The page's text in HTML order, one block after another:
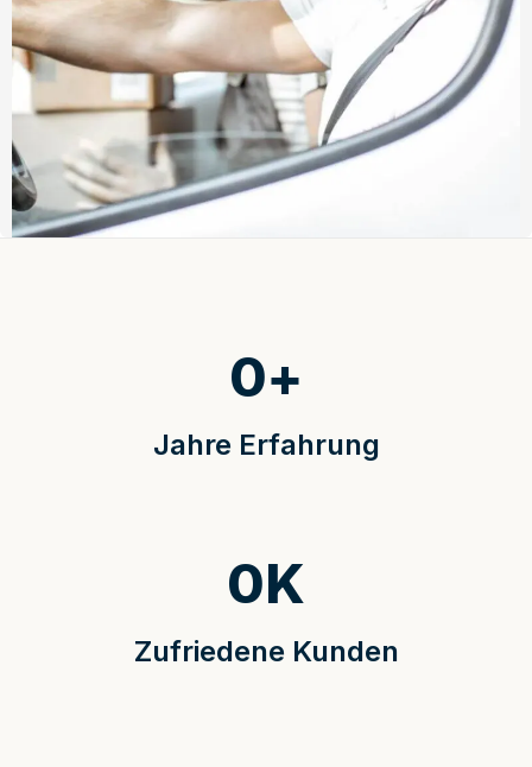
Jahre Erfahrung
0+
Zufriedene Kunden
0K